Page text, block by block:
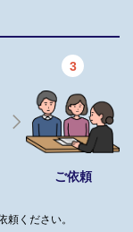
3
ご依頼
頼ください。